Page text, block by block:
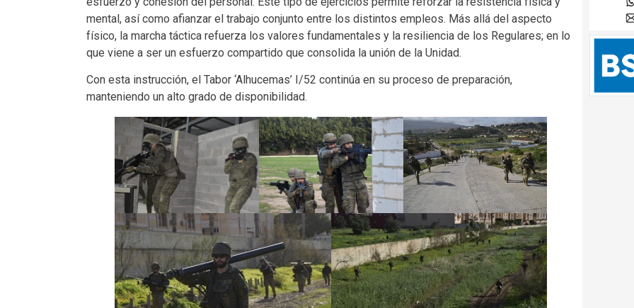
mental, así como afianzar el trabajo conjunto entre los distintos empleos. Más allá del aspecto
físico, la marcha táctica refuerza los valores fundamentales y la resiliencia de los Regulares; en lo
que viene a ser un esfuerzo compartido que consolida la unión de la Unidad.
Con esta instrucción, el Tabor ‘Alhucemas’ I/52 continúa en su proceso de preparación,
manteniendo un alto grado de disponibilidad.